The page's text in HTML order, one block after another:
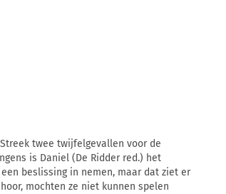
twee twijfelgevallen voor de
is Daniel (De Ridder red.) het
beslissing in nemen, maar dat ziet er
mochten ze niet kunnen spelen